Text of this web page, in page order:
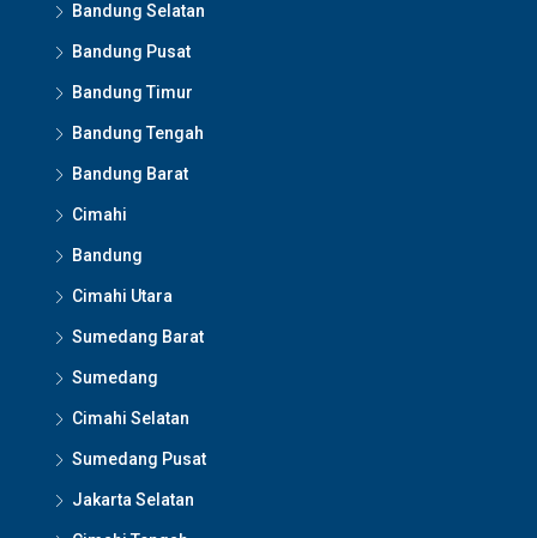
Bandung Selatan
Bandung Pusat
Bandung Timur
Bandung Tengah
Bandung Barat
Cimahi
Bandung
Cimahi Utara
Sumedang Barat
Sumedang
Cimahi Selatan
Sumedang Pusat
Jakarta Selatan